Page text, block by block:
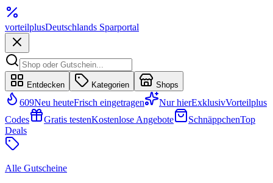
vorteilplusDeutschlands Sparportal
Entdecken Kategorien Shops
609Neu heuteFrisch eingetragen Nur hierExklusivVorteilplus
Codes
Gratis testenKostenlose Angebote SchnäppchenTop
Deals
Alle Gutscheine